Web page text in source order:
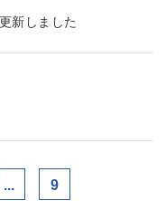
新しました
... 9